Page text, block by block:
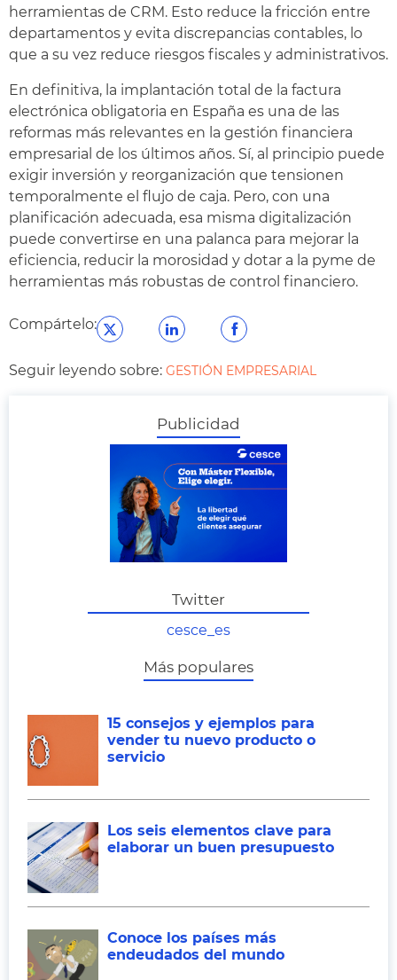
herramientas de CRM. Esto reduce la fricción entre
departamentos y evita discrepancias contables, lo
que a su vez reduce riesgos fiscales y administrativos.
En definitiva, la implantación total de la factura
electrónica obligatoria en España es una de las
reformas más relevantes en la gestión financiera
empresarial de los últimos años. Sí, al principio puede
exigir inversión y reorganización que tensionen
temporalmente el flujo de caja. Pero, con una
planificación adecuada, esa misma digitalización
puede convertirse en una palanca para mejorar la
eficiencia, reducir la morosidad y dotar a la pyme de
herramientas más robustas de control financiero.
Compártelo:
Seguir leyendo sobre: GESTIÓN EMPRESARIAL
Publicidad
Twitter
cesce_es
Más populares
15 consejos y ejemplos para
vender tu nuevo producto o
servicio
Los seis elementos clave para
elaborar un buen presupuesto
Conoce los países más
endeudados del mundo